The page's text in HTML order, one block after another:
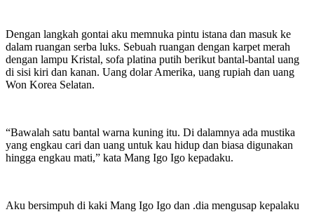
Dengan langkah gontai aku memnuka pintu istana dan masuk ke
dalam ruangan serba luks. Sebuah ruangan dengan karpet merah
dengan lampu Kristal, sofa platina putih berikut bantal-bantal uang
di sisi kiri dan kanan. Uang dolar Amerika, uang rupiah dan uang
Won Korea Selatan.
“Bawalah satu bantal warna kuning itu. Di dalamnya ada mustika
yang engkau cari dan uang untuk kau hidup dan biasa digunakan
hingga engkau mati,” kata Mang Igo Igo kepadaku.
Aku bersimpuh di kaki Mang Igo Igo dan .dia mengusap kepalaku